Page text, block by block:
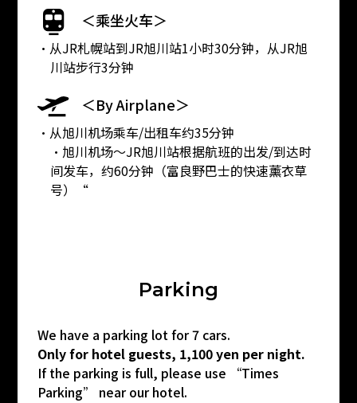
＜乘坐火车＞
・从JR札幌站到JR旭川站1小时30分钟，从JR旭
川站步行3分钟
＜By Airplane＞
・从旭川机场乘车/出租车约35分钟
・旭川机场〜JR旭川站根据航班的出发/到达时
间发车，约60分钟（富良野巴士的快速薰衣草
号）“
Parking
We have a parking lot for 7 cars.
Only for hotel guests, 1,100 yen per night.
If the parking is full, please use “Times
Parking” near our hotel.